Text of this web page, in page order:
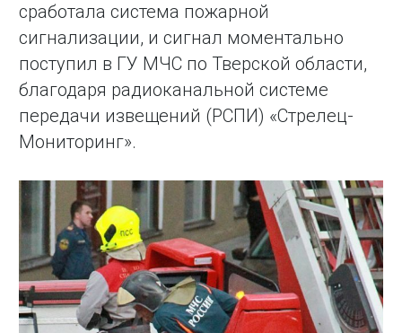
сработала система пожарной
сигнализации, и сигнал моментально
поступил в ГУ МЧС по Тверской области,
благодаря радиоканальной системе
передачи извещений (РСПИ) «Стрелец-
Мониторинг».